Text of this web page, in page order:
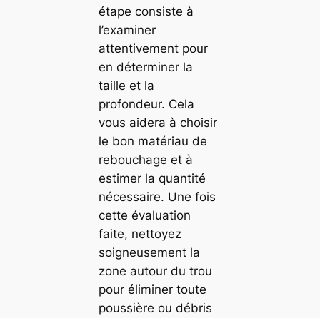
étape consiste à
l’examiner
attentivement pour
en déterminer la
taille et la
profondeur. Cela
vous aidera à choisir
le bon matériau de
rebouchage et à
estimer la quantité
nécessaire. Une fois
cette évaluation
faite, nettoyez
soigneusement la
zone autour du trou
pour éliminer toute
poussière ou débris